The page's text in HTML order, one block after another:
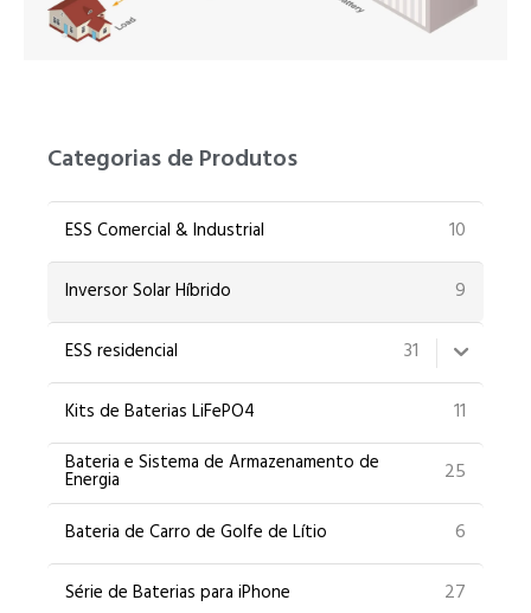
Categorias de Produtos
ESS Comercial & Industrial 10
Inversor Solar Híbrido 9
ESS residencial 31
Kits de Baterias LiFePO4 11
Bateria e Sistema de Armazenamento de
Energia 25
Bateria de Carro de Golfe de Lítio 6
Série de Baterias para iPhone 27